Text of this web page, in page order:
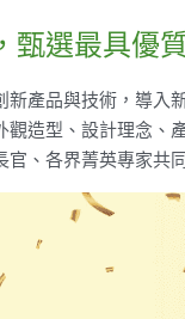
甄選最具優
新產品與技術，導入
造型、設計理念、
、各界菁英專家共